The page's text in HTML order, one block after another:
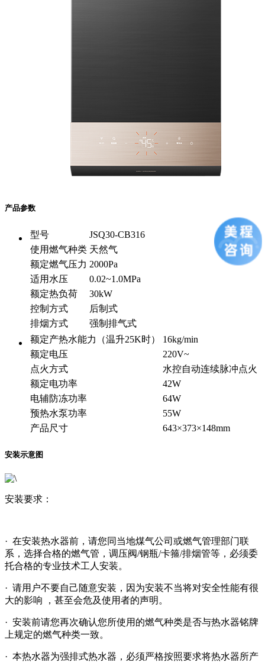
产品参数
型号
JSQ30-CB316
使用燃气种类 天然气
额定燃气压力 2000Pa
适用水压
0.02~1.0MPa
额定热负荷
30kW
控制方式
后制式
排烟方式
强制排气式
额定产热水能力（温升25K时）
16kg/min
额定电压
220V~
点火方式
水控自动连续脉冲点火
额定电功率
42W
电辅防冻功率
64W
预热水泵功率
55W
产品尺寸
643×373×148mm
安装示意图
安装要求：
· 在安装热水器前，请您同当地煤气公司或燃气管理部门联
系，选择合格的燃气管，调压阀/钢瓶/卡箍/排烟管等，必须委
托合格的专业技术工人安装。
· 请用户不要自己随意安装，因为安装不当将对安全性能有很
大的影响 ，甚至会危及使用者的声明。
· 安装前请您再次确认您所使用的燃气种类是否与热水器铭牌
上规定的燃气种类一致。
· 本热水器为强排式热水器，必须严格按照要求将热水器所产